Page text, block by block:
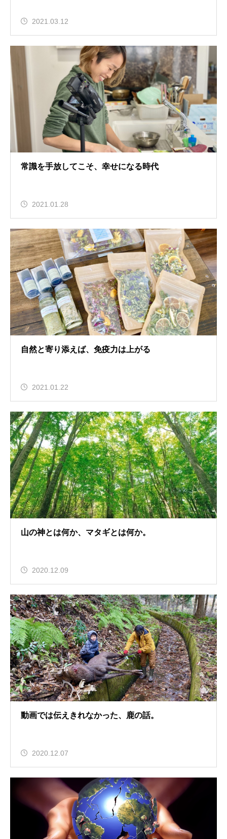
2021.03.12
常識を手放してこそ、幸せになる時代
2021.01.28
自然と寄り添えば、免疫力は上がる
2021.01.22
山の神とは何か、マタギとは何か。
2020.12.09
動画では伝えきれなかった、鹿の話。
2020.12.07